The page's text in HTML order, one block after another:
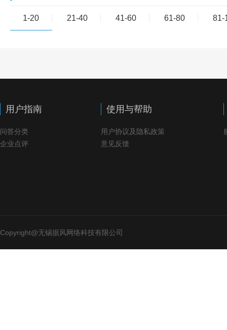
1-20 21-40 41-60 61-80 81-
用户指南
问答分类
企业点评
使用与帮助
用户协议及隐私政策
意见反馈
Copyright@无锡据风网络科技有限公司